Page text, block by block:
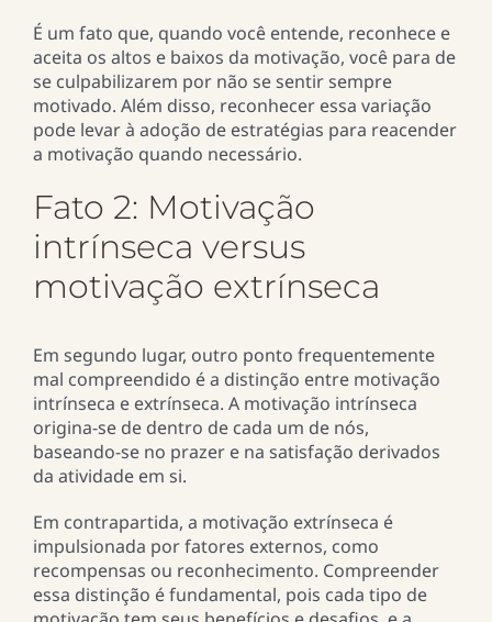
É um fato que, quando você entende, reconhece e
aceita os altos e baixos da motivação, você para de
se culpabilizarem por não se sentir sempre
motivado. Além disso, reconhecer essa variação
pode levar à adoção de estratégias para reacender
a motivação quando necessário.
Fato 2: Motivação
intrínseca versus
motivação extrínseca
Em segundo lugar, outro ponto frequentemente
mal compreendido é a distinção entre motivação
intrínseca e extrínseca. A motivação intrínseca
origina-se de dentro de cada um de nós,
baseando-se no prazer e na satisfação derivados
da atividade em si.
Em contrapartida, a motivação extrínseca é
impulsionada por fatores externos, como
recompensas ou reconhecimento. Compreender
essa distinção é fundamental, pois cada tipo de